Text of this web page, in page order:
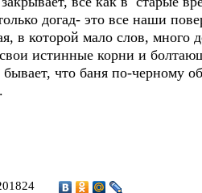
догад- это все наши
в которой мало слов,
истинные корни и
бывает, что баня по-черному